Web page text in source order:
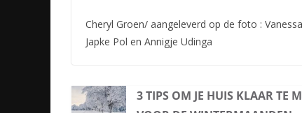
Cheryl Groen/ aangeleverd op de foto :
Japke Pol en Annigje Udinga
3 TIPS OM JE HUIS KLAAR TE